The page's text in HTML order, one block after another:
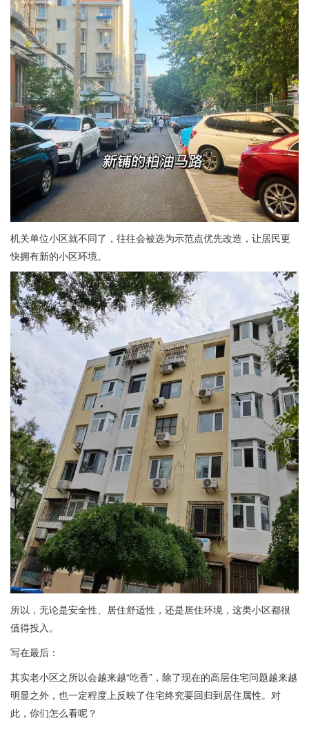
机关单位小区就不同了，往往会被选为示范点优先改造，让居民更
快拥有新的小区环境。
所以，无论是安全性、居住舒适性，还是居住环境，这类小区都很
值得投入。
写在最后：
其实老小区之所以会越来越“吃香”，除了现在的高层住宅问题越来越
明显之外，也一定程度上反映了住宅终究要回归到居住属性。对
此，你们怎么看呢？